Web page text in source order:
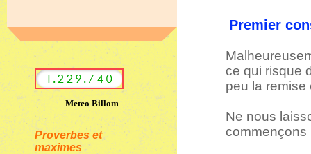
Meteo Billom
Proverbes et
maximes
Premier
ce qui risque
peu la remise
Ne nous
commençons